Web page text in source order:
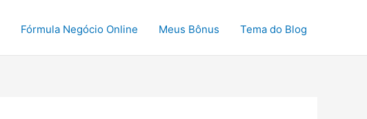
Fórmula Negócio Online Meus Bônus Tema do Blog